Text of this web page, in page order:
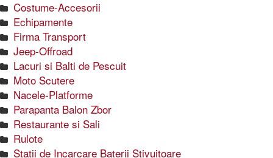
Costume-Accesorii
Echipamente
Firma Transport
Jeep-Offroad
Lacuri si Balti de Pescuit
Moto Scutere
Nacele-Platforme
Parapanta Balon Zbor
Restaurante si Sali
Rulote
Statii de Incarcare Baterii Stivuitoare